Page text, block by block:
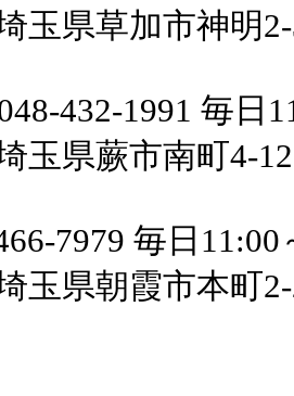
玉県草加市神明
432-1991 毎日
玉県蕨市南町4-
7979 毎日11:00
玉県朝霞市本町